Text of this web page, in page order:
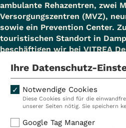
ambulante Rehazentren, zwei
Versorgungszentren (MVZ),
sowie ein Prevention Center.
touristischen Standort in
beschäftigen wir bei VITREA
Kliniken
Reha
Ihre Datenschutz-
Notwendige Cookies
Diese Cookies sind für die
unserer Seiten nötig. Sie speichern
Google Tag Manager